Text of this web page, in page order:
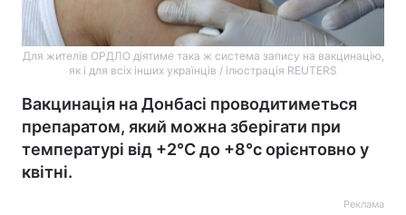
Для жителів ОРДЛО діятиме така ж система запису на вакцинацію,
як і для всіх інших українців / ілюстрація REUTERS
Вакцинація на Донбасі проводитиметься
препаратом, який можна зберігати при
температурі від +2°С до +8°с орієнтовно у
квітні.
Реклама